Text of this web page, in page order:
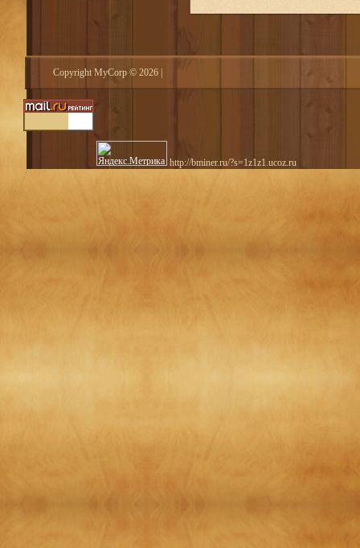
Copyright MyCorp © 2026
http://bminer.ru/?s=1z1z1.ucoz.ru